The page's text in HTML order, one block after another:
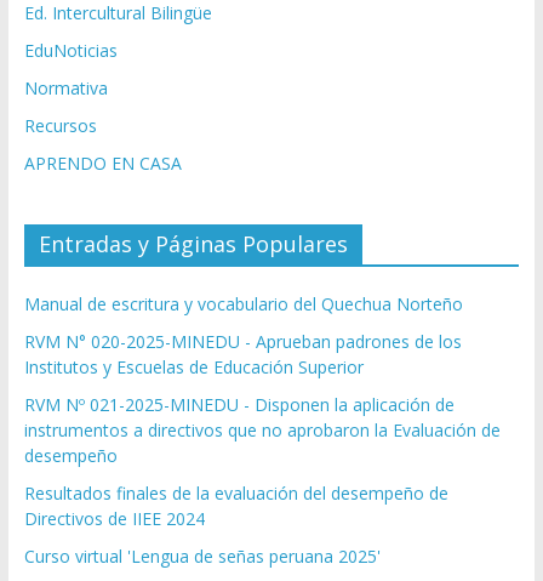
Ed. Intercultural Bilingüe
EduNoticias
Normativa
Recursos
APRENDO EN CASA
Entradas y Páginas Populares
Manual de escritura y vocabulario del Quechua Norteño
RVM N° 020-2025-MINEDU - Aprueban padrones de los
Institutos y Escuelas de Educación Superior
RVM Nº 021-2025-MINEDU - Disponen la aplicación de
instrumentos a directivos que no aprobaron la Evaluación de
desempeño
Resultados finales de la evaluación del desempeño de
Directivos de IIEE 2024
Curso virtual 'Lengua de señas peruana 2025'